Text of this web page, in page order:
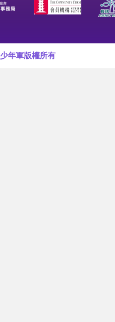
年軍版權所有